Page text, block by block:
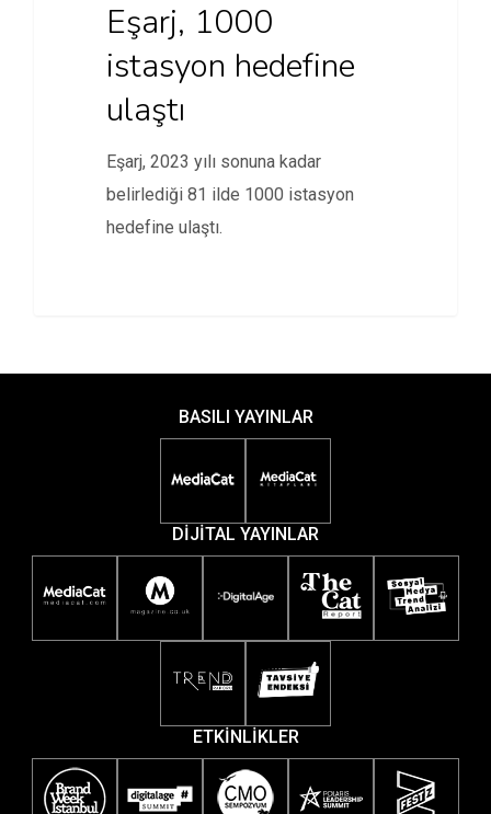
Eşarj, 1000
istasyon hedefine
ulaştı
Eşarj, 2023 yılı sonuna kadar
belirlediği 81 ilde 1000 istasyon
hedefine ulaştı.
BASILI YAYINLAR
DİJİTAL YAYINLAR
ETKİNLİKLER